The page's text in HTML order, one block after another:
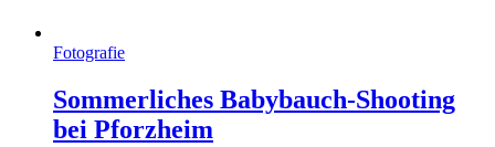
Fotografie
Sommerliches Babybauch-Shooting
bei Pforzheim